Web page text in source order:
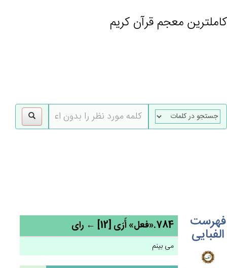
کاملترین معجم قرآن کریم
فهرست
الفبایی 784.«فعل» أَرَی [12] ← رای
می بینم